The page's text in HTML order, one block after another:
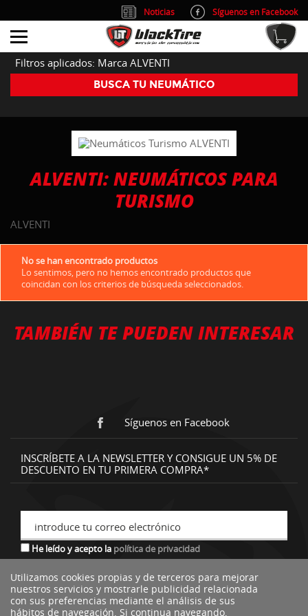
Filtros aplicados: Marca ALVENTI
BUSCA TU NEUMÁTICO
ALVENTI: NEUMÁTICOS PARA
TURISMO
ALVENTI
No se han encontrado productos
Lo sentimos, pero no hemos encontrado productos que
coincidan con los criterios de búsqueda seleccionados.
TAMBIÉN TE PUEDEN INTERESAR
Síguenos en Facebook
INSCRÍBETE A LA NEWSLETTER Y CONSIGUE UN 5% DE
DESCUENTO EN TU PRIMERA COMPRA*
introduce tu correo electrónico
He leído y acepto la política de privacidad
*descuento no acumulable a otras ofertas o promociones.
Utilizamos cookies propias y de terceros para mejorar
nuestros servicios y mostrarle publicidad relacionada
con sus preferencias mediante el análisis de sus
hábitos de navegación. Si continua navegando,
Noticias
Síguenos en Facebook
info@blacktire.es
914 353 309
Atención al cliente: L/V 9:00-14:00 y 15:00-19:00